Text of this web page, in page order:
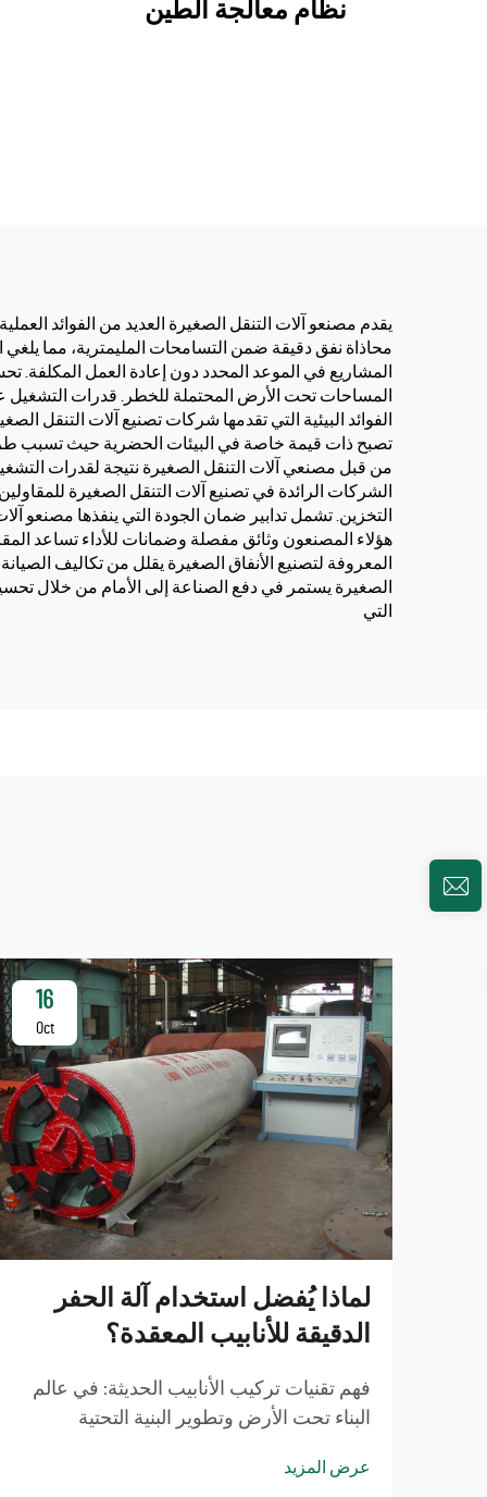
نظام معالجة الطين
يقدم مصنعو آلات التنقل الصغيرة العديد من الفوائد
محاذاة نفق دقيقة ضمن التسامحات المليمترية، مما يلغي
المشاريع في الموعد المحدد دون إعادة العمل المكلفة.
المساحات تحت الأرض المحتملة للخطر. قدرات التشغيل
الفوائد البيئية التي تقدمها شركات تصنيع آلات التنقل
تصبح ذات قيمة خاصة في البيئات الحضرية حيث تسبب طرق
من قبل مصنعي آلات التنقل الصغيرة نتيجة لقدرات
الشركات الرائدة في تصنيع آلات التنقل الصغيرة
التخزين. تشمل تدابير ضمان الجودة التي ينفذها مصنعو
هؤلاء المصنعون وثائق مفصلة وضمانات للأداء تساعد
المعروفة لتصنيع الأنفاق الصغيرة يقلل من تكاليف
الصغيرة يستمر في دفع الصناعة إلى الأمام من خلال
التي
16
Oct
لماذا يُفضل استخدام آلة الحفر
الدقيقة للأنابيب المعقدة؟
فهم تقنيات تركيب الأنابيب الحديثة: في عالم
البناء تحت الأرض وتطوير البنية التحتية
كحل ثوري لتركيب أنظمة الأنابيب المعقدة...
عرض المزيد